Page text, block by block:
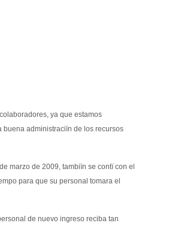
ya que estamos
administraciïn de los recursos
marzo de 2009, tambiïn se contï con el
para que su personal tomara el
de nuevo ingreso reciba tan